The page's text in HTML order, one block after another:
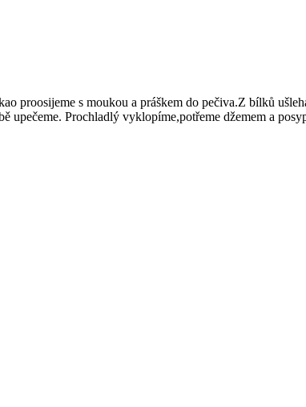
proosijeme s moukou a práškem do pečiva.Z bílků
upečeme. Prochladlý vyklopíme,potřeme džemem a